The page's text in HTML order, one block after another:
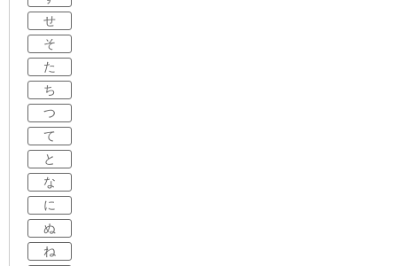
せ
そ
た
ち
つ
て
と
な
に
ぬ
ね